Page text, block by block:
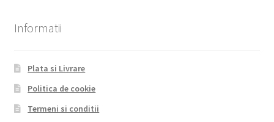
Informatii
Plata si Livrare
Politica de cookie
Termeni si conditii